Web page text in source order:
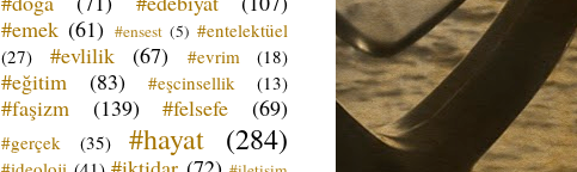
#emek (61) #ensest (5) #entelektüel
(27)
#evlilik (67) #evrim (18)
#eğitim (83) #eşcinsellik (13)
#faşizm (139) #felsefe (69)
#gerçek (35) #hayat (284)